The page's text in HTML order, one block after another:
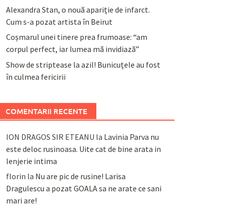
Alexandra Stan, o nouă apariție de infarct.
Cum s-a pozat artista în Beirut
Coșmarul unei tinere prea frumoase: “am
corpul perfect, iar lumea mă invidiază”
Show de striptease la azil! Bunicuțele au fost
în culmea fericirii
COMENTARII RECENTE
ION DRAGOS SIR ETEANU la Lavinia Parva nu
este deloc rusinoasa. Uite cat de bine arata in
lenjerie intima
florin la Nu are pic de rusine! Larisa
Dragulescu a pozat GOALA sa ne arate ce sani
mari are!